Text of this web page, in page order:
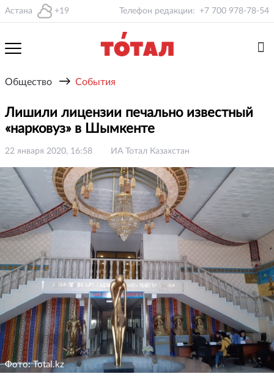
Астана +19 Телефон редакции: +7 700 978-78-54
Общество → События
Лишили лицензии печально известный
«нарковуз» в Шымкенте
22 января 2020, 16:58 ИА Тотал Казахстан
Фото: Total.kz